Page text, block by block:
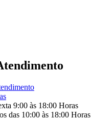
9:00 às 18:00 Horas
das 10:00 às 18:00 Horas